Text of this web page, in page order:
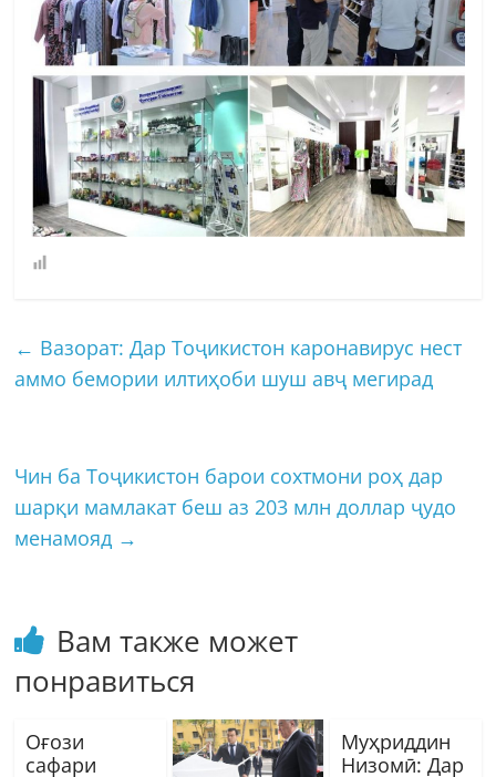
← Вазорат: Дар Тоҷикистон каронавирус нест
аммо бемории илтиҳоби шуш авҷ мегирад
Чин ба Тоҷикистон барои сохтмони роҳ дар
шарқи мамлакат беш аз 203 млн доллар ҷудо
менамояд →
Вам также может
понравиться
Оғози
сафари
Муҳриддин
Низомӣ: Дар